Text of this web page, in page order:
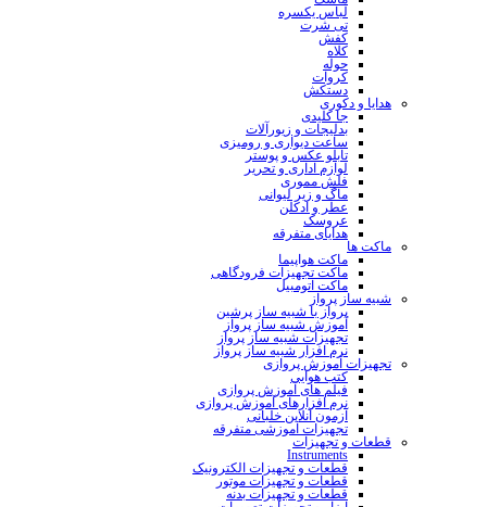
لباس یکسره
تی شرت
کفش
کلاه
حوله
کروات
دستکش
هدایا و دکوری
جا کلیدی
بدلیجات و زیورآلات
ساعت دیواری و رومیزی
تابلو عکس و پوستر
لوازم اداری و تحریر
فلش مموری
ماگ و زیر لیوانی
عطر و ادکلن
عروسک
هدایای متفرقه
ماکت ها
ماکت هواپیما
ماکت تجهیزات فرودگاهی
ماکت اتومبیل
شبیه ساز پرواز
پرواز با شبیه ساز پرشین
آموزش شبیه ساز پرواز
تجهیزات شبیه ساز پرواز
نرم افزار شبیه ساز پرواز
تجهیزات آموزش پروازی
کتب هوایی
فیلم های آموزش پروازی
نرم افزارهای آموزش پروازی
آزمون آنلاین خلبانی
تجهیزات آموزشی متفرقه
قطعات و تجهیزات
Instruments
قطعات و تجهیزات الکترونیک
قطعات و تجهیزات موتور
قطعات و تجهیزات بدنه